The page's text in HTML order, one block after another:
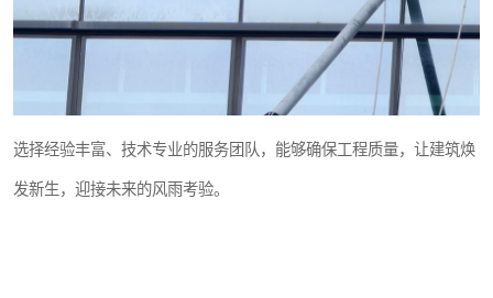
选择经验丰富、技术专业的服务团队，能够确保工程质量，让建筑焕
发新生，迎接未来的风雨考验。